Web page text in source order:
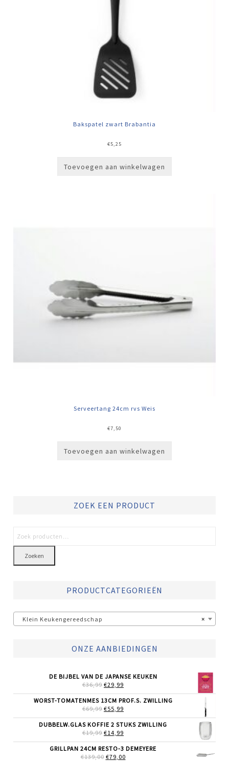
Bakspatel zwart Brabantia
€5,25
Toevoegen aan winkelwagen
Serveertang 24cm rvs Weis
€7,50
Toevoegen aan winkelwagen
ZOEK EEN PRODUCT
Zoeken
PRODUCTCATEGORIEËN
×
Klein Keukengereedschap
ONZE AANBIEDINGEN
DE BIJBEL VAN DE JAPANSE KEUKEN
€36,99 OORSPRONKELIJKE
WAS:
€36,99.
€29,99
IS:
WORST-TOMATENMES 13CM PROF.S. ZWILLING
€69,99 OORSPRONKELIJKE
WAS:
€69,99.
€55,99
IS:
DUBBELW.GLAS KOFFIE 2 STUKS ZWILLING
€19,99 OORSPRONKELIJKE
WAS:
€19,99.
€14,99
IS:
€14,99.
GRILLPAN 24CM RESTO-3 DEMEYERE
€139,00 OORSPRONKELIJKE
€79,00HUIDIGE